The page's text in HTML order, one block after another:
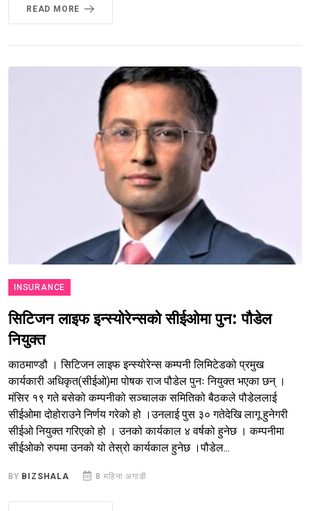
READ MORE
INSURANCE
सिटिजन लाइफ इन्स्योरेन्सको सीईओमा पुन: पौडेल
नियुक्त
काठमाण्डौ । सिटिजन लाइफ इन्स्योरेन्स कम्पनी लिमिटेडको प्रमुख
कार्यकारी अधिकृत(सीईओ)मा पोषक राज पौडेल पुनः नियुक्त भएका छन् ।
मंसिर १९ गते बसेको कम्पनीको सञ्चालक समितिको बैठकले पौडेललाई
सीईओमा दोहोराउने निर्णय गरेको हो ।उनलाई पुस ३० गतेदेखि लागू हुनेगरी
सीईओ नियुक्त गरिएको हो । उनको कार्यकाल ४ वर्षको हुनेछ । कम्पनीमा
सीईओको रुपमा उनको यो तेस्रो कार्यकाल हुनेछ ।पौडेल...
BY BIZSHALA 8 महिना अगाडी